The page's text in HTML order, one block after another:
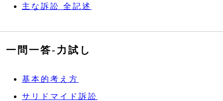
主な訴訟 全記述
一問一答‐力試し
基本的考え方
サリドマイド訴訟